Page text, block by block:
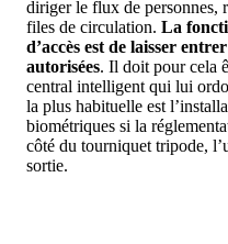
diriger le flux de personnes,
files de circulation. La
d’accès est de laisser
autorisées. Il doit pour cela
central intelligent qui lui
la plus habituelle est
biométriques si la
côté du tourniquet tripode,
sortie.